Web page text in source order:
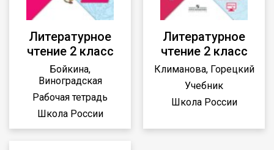
Литературное
чтение 2 класс
Бойкина,
Виноградская
Рабочая тетрадь
Школа России
Литературное
чтение 2 класс
Климанова, Горецкий
Учебник
Школа России